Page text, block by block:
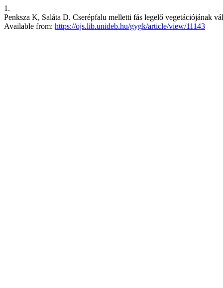
1.
Penksza K, Saláta D. Cserépfalu melletti fás legelő vegetációjának
Available from: https://ojs.lib.unideb.hu/gygk/article/view/11143